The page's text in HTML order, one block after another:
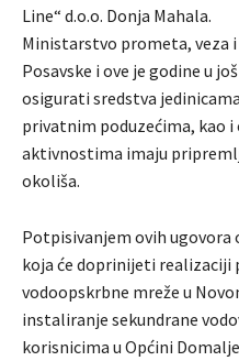
Line“ d.o.o. Donja Mahala.
Ministarstvo prometa, veza
Posavske i ove je godine u
osigurati sredstva
privatnim poduzećima, kao
aktivnostima imaju
okoliša.
Potpisivanjem ovih ugovora
koja će doprinijeti realizaciji
vodoopskrbne mreže u
instaliranje sekundrane
korisnicima u Općini